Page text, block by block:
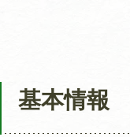
基本情報